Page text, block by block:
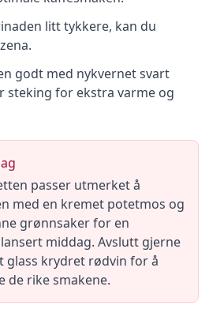
litt tykkere, kan du
godt med nykvernet svart
steking for ekstra varme og
passer utmerket å
med en kremet potetmos og
grønnsaker for en
middag. Avslutt gjerne
glass krydret rødvin for å
de rike smakene.